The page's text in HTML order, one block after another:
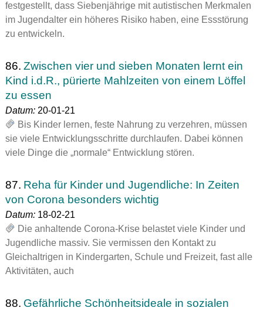
festgestellt, dass Siebenjährige mit autistischen Merkmalen
im Jugendalter ein höheres Risiko haben, eine Essstörung
zu entwickeln.
86. Zwischen vier und sieben Monaten lernt ein
Kind i.d.R., pürierte Mahlzeiten von einem Löffel
zu essen
Datum:20-01-21
Bis Kinder lernen, feste Nahrung zu verzehren, müssen
sie viele Entwicklungsschritte durchlaufen. Dabei können
viele Dinge die „normale“ Entwicklung stören.
87. Reha für Kinder und Jugendliche: In Zeiten
von Corona besonders wichtig
Datum:18-02-21
Die anhaltende Corona-Krise belastet viele Kinder und
Jugendliche massiv. Sie vermissen den Kontakt zu
Gleichaltrigen in Kindergarten, Schule und Freizeit, fast alle
Aktivitäten, auch
88. Gefährliche Schönheitsideale in sozialen